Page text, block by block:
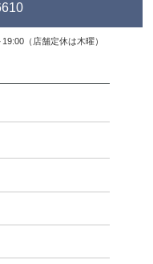
（店舗定休は木曜）